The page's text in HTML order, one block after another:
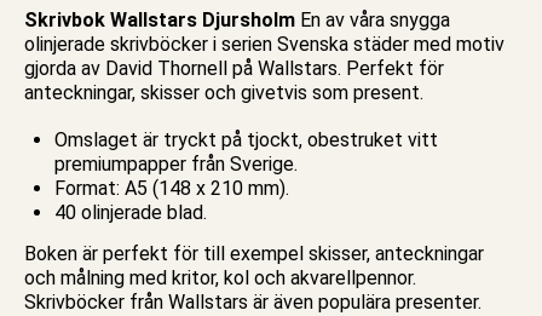
Skrivbok Wallstars Djursholm En av våra snygga
olinjerade skrivböcker i serien Svenska städer med motiv
gjorda av David Thornell på Wallstars. Perfekt för
anteckningar, skisser och givetvis som present.
Omslaget är tryckt på tjockt, obestruket vitt
premiumpapper från Sverige.
Format: A5 (148 x 210 mm).
40 olinjerade blad.
Boken är perfekt för till exempel skisser, anteckningar
och målning med kritor, kol och akvarellpennor.
Skrivböcker från Wallstars är även populära presenter.